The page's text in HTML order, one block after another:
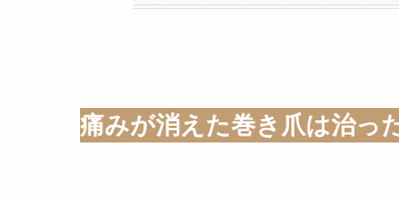
痛みが消えた巻き爪は治っ